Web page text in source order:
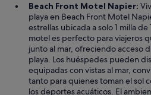
Beach Front Motel Napier:
playa en Beach Front Motel
estrellas ubicada a solo 1 milla
motel es perfecto para viajeros
junto al mar, ofreciendo acceso
playa. Los huéspedes pueden
equipadas con vistas al mar,
tanto para quienes toman el sol
los deportes acuáticos. El